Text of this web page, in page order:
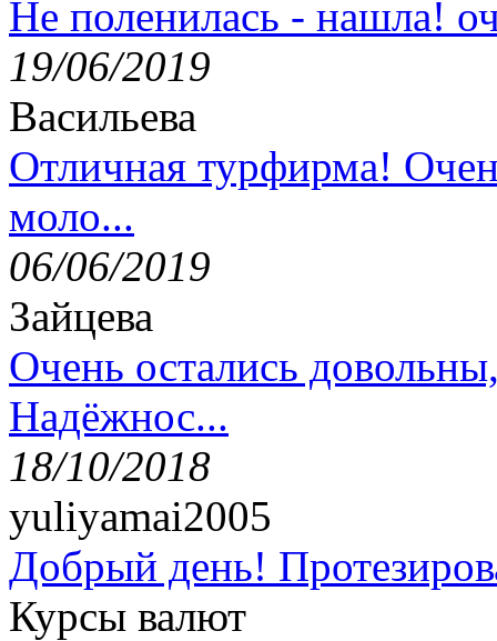
Не поленилась - нашла!
19/06/2019
Васильева
Отличная турфирма!
моло...
06/06/2019
Зайцева
Очень остались
Надёжнос...
18/10/2018
yuliyamai2005
Добрый день!
Курсы валют